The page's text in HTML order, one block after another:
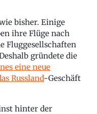
bisher. Einige
ihre Flüge nach
Fluggesellschaften
gründete die
eine neue
Russland-Geschäft
hinter der